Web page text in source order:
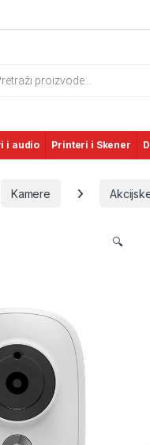
search
i audio Printeri i Skener
Kamere
🔍